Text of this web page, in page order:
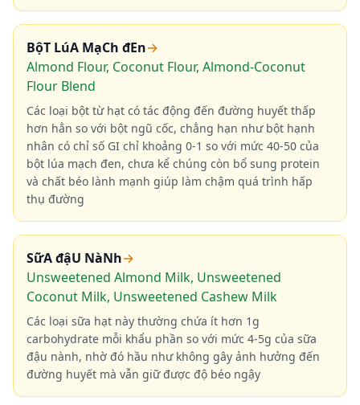
BộT LúA MạCh đEn→
Almond Flour, Coconut Flour, Almond-Coconut
Flour Blend
Các loại bột từ hạt có tác động đến đường huyết thấp
hơn hẳn so với bột ngũ cốc, chẳng hạn như bột hạnh
nhân có chỉ số GI chỉ khoảng 0-1 so với mức 40-50 của
bột lúa mạch đen, chưa kể chúng còn bổ sung protein
và chất béo lành mạnh giúp làm chậm quá trình hấp
thụ đường
SữA đậU NàNh→
Unsweetened Almond Milk, Unsweetened
Coconut Milk, Unsweetened Cashew Milk
Các loại sữa hạt này thường chứa ít hơn 1g
carbohydrate mỗi khẩu phần so với mức 4-5g của sữa
đậu nành, nhờ đó hầu như không gây ảnh hưởng đến
đường huyết mà vẫn giữ được độ béo ngậy